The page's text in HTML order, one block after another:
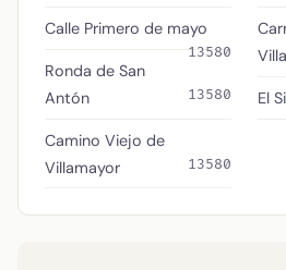
Calle Primero de mayo
13580
Ronda de San
Antón
13580
Camino Viejo de
Villamayor
13580
El